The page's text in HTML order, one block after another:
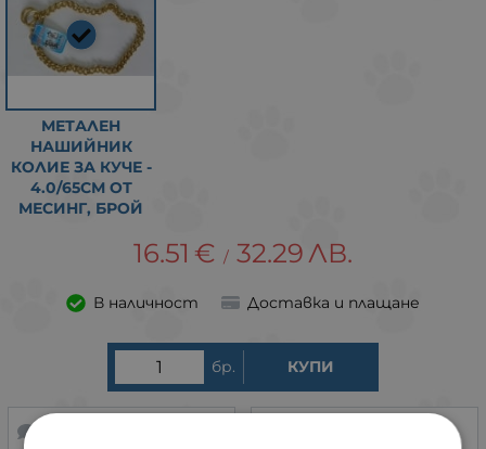
МЕТАЛЕН
НАШИЙНИК
КОЛИЕ ЗА КУЧЕ -
4.0/65СМ ОТ
МЕСИНГ, БРОЙ
16.51 € / 32.29 ЛВ.
В наличност Доставка и плащане
бр. КУПИ